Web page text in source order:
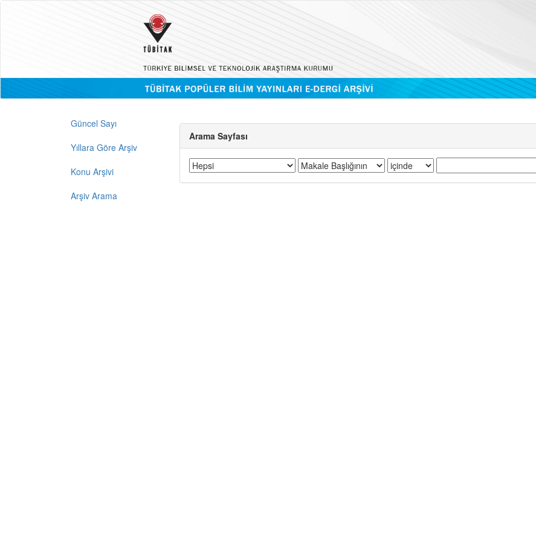
Güncel Sayı
Yıllara Göre Arşiv
Konu Arşivi
Arşiv Arama
Arama Sayfası